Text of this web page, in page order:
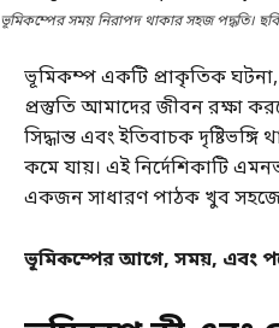
ভূমিকম্পের সময় নিরাপদ থাকার সহজ পদ্ধতি।
ভূমিকম্প একটি প্রাকৃতিক ঘটনা,
প্রস্তুতি আমাদের জীবন রক্ষা
সিদ্ধান্ত এবং ইতিবাচক
কমে যায়। এই নির্দেশিকাটি
একজন সাধারণ পাঠক খুব
ভূমিকম্পের আগে, সময়, এবং